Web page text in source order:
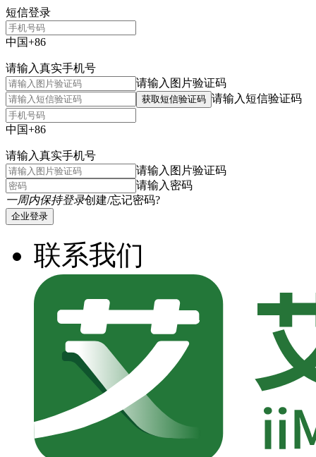
短信登录
中国+86
请输入真实手机号
请输入图片验证码
获取短信验证码 请输入短信验证码
中国+86
请输入真实手机号
请输入图片验证码
请输入密码
一周内保持登录创建/忘记密码?
企业登录
联系我们